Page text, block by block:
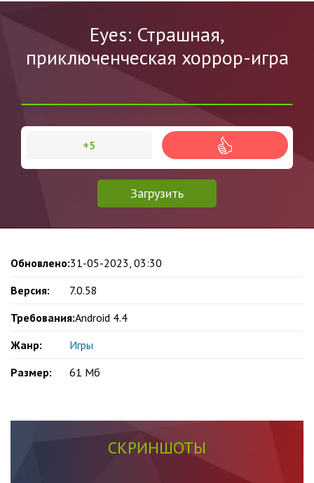
Eyes: Страшная,
приключенческая хоррор-игра
Загрузить
+5
Обновлено:31-05-2023, 03:30
Версия:
7.0.58
Требования:Android 4.4
Жанр:
Игры
Размер:
61 Мб
СКРИНШОТЫ